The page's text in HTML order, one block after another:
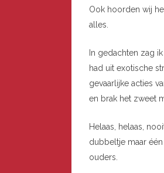
Ook hoorden wij
alles.
In gedachten zag
had uit exotische
gevaarlijke acties
en brak het zweet
Helaas, helaas,
dubbeltje maar
ouders.